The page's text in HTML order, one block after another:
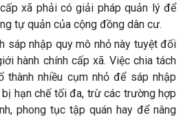
xã phải có giải pháp quản lý để
tự quản của cộng đồng dân cư.
sáp nhập quy mô nhỏ này tuyệt đối
hành chính cấp xã. Việc chia tách
thành nhiều cụm nhỏ để sáp nhập
hạn chế tối đa, trừ các trường hợp
phong tục tập quán hay để nâng